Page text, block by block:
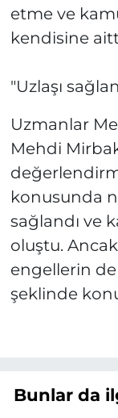
etme ve
kendisine
"Uzlaşı
Uzmanlar
Mehdi
konusunda
sağlandı ve
oluştu.
engellerin de
şeklinde
Bunlar da